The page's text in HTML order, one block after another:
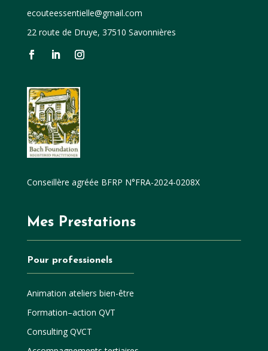
ecouteessentielle@gmail.com
22 route de Druye, 37510 Savonnières
Conseillère agréée BFRP N°FRA-2024-0208X
Mes Prestations
Pour professionels
Animation ateliers bien-être
Formation–action QVT
Consulting QVCT